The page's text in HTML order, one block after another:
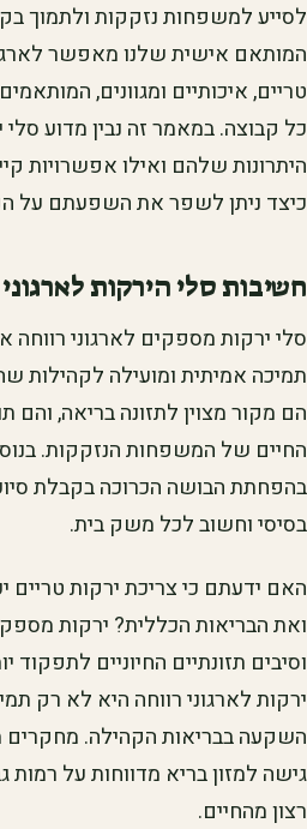
לסייע למשפחות נזקקות ולתמוך
המותאם אישית שלנו מאפשר
טריים, איכותיים ומגוונים,
כל קבוצה. במאמר זה נבין מדוע
היתרונות שלהם ואילו אפשרויות
כיצד ניתן לשפר את השפעתם על
חשיבות סלי הירקות
סלי ירקות מספקים לארגוני
תמיכה אמיתית ומועילה לקהילות
הם מקור מצוין לתזונה בריאה, והם
החיים של המשפחות הנזקקות.
בהפחתת הבושה הכרוכה בקבלת
בסיסי וחשוב לכל משק בית.
האם ידעתם כי צריכת ירקות
ואת הבריאות הכללית? ירקות
וסיבים תזונתיים החיוניים לתפקוד
ירקות לארגוני רווחה היא לא רק
השקעה בבריאות הקהילה. מחקרים
גישה למזון בריא מדווחות על רמות
רצון מהחיים.